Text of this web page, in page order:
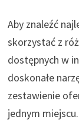
Aby znaleźć
skorzystać z
dostępnych w
doskonałe
zestawienie
jednym